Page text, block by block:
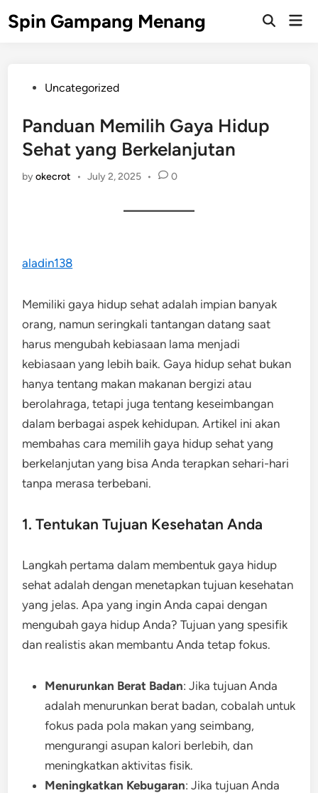
toSpin Gampang Menang
Open
PostedUncategorized
Panduan Memilih Gaya Hidup
Sehat yang Berkelanjutan
byokecrot • July 2, 2025 • 0
aladin138
Memiliki gaya hidup sehat adalah impian banyak
orang, namun seringkali tantangan datang saat
harus mengubah kebiasaan lama menjadi
kebiasaan yang lebih baik. Gaya hidup sehat bukan
hanya tentang makan makanan bergizi atau
berolahraga, tetapi juga tentang keseimbangan
dalam berbagai aspek kehidupan. Artikel ini akan
membahas cara memilih gaya hidup sehat yang
berkelanjutan yang bisa Anda terapkan sehari-hari
tanpa merasa terbebani.
1. Tentukan Tujuan Kesehatan Anda
Langkah pertama dalam membentuk gaya hidup
sehat adalah dengan menetapkan tujuan kesehatan
yang jelas. Apa yang ingin Anda capai dengan
mengubah gaya hidup Anda? Tujuan yang spesifik
dan realistis akan membantu Anda tetap fokus.
Menurunkan Berat Badan: Jika tujuan Anda
adalah menurunkan berat badan, cobalah untuk
fokus pada pola makan yang seimbang,
mengurangi asupan kalori berlebih, dan
meningkatkan aktivitas fisik.
Meningkatkan Kebugaran: Jika tujuan Anda